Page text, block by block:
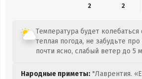
2
2
Температура будет колебаться
теплая погода, не забудьте
почти ясно, слабый ветер до 5
Народные приметы: "Лаврентия.